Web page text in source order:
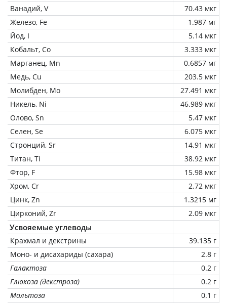
Ванадий, V
70.43 мкг
Железо, Fe
1.987 мг
Йод, I
5.14 мкг
Кобальт, Co
3.333 мкг
Марганец, Mn
0.6857 мг
Медь, Cu
203.5 мкг
Молибден, Mo
27.491 мкг
Никель, Ni
46.989 мкг
Олово, Sn
5.47 мкг
Селен, Se
6.075 мкг
Стронций, Sr
14.91 мкг
Титан, Ti
38.92 мкг
Фтор, F
15.98 мкг
Хром, Cr
2.72 мкг
Цинк, Zn
1.3215 мг
Цирконий, Zr
2.09 мкг
Усвояемые углеводы
Крахмал и декстрины
39.135 г
Моно- и дисахариды (сахара)
2.8 г
Галактоза
0.2 г
Глюкоза (декстроза)
0.2 г
Мальтоза
0.1 г